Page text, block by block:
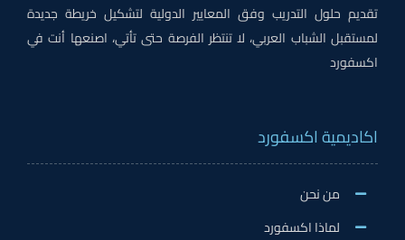
تقديم حلول التدريب وفق المعايير الدولية لتشكيل خريطة جديدة
لمستقبل الشباب العربي، لا تنتظر الفرصة حتى تأتي، اصنعها أنت في
اكسفورد
اكاديمية اكسفورد
من نحن
لماذا اكسفورد